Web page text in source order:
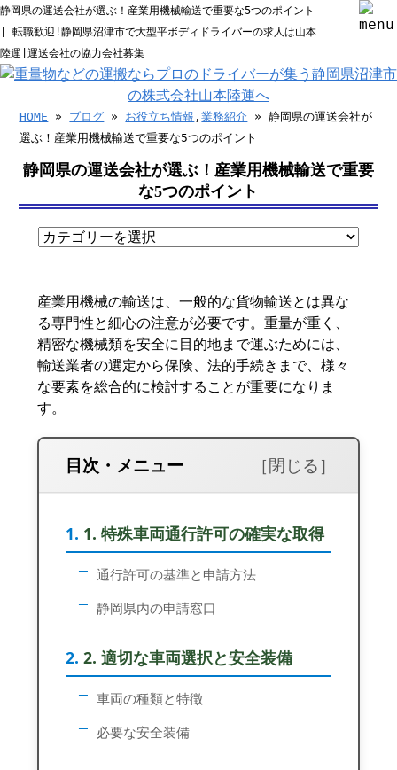
静岡県の運送会社が選ぶ！産業用機械輸送で重要な5つのポイント
| 転職歓迎!静岡県沼津市で大型平ボディドライバーの求人は山本
陸運|運送会社の協力会社募集
HOME » ブログ » お役立ち情報 ,業務紹介 » 静岡県の運送会社が
選ぶ！産業用機械輸送で重要な5つのポイント
静岡県の運送会社が選ぶ！産業用機械輸送で重要
な5つのポイント
産業用機械の輸送は、一般的な貨物輸送とは異な
る専門性と細心の注意が必要です。重量が重く、
精密な機械類を安全に目的地まで運ぶためには、
輸送業者の選定から保険、法的手続きまで、様々
な要素を総合的に検討することが重要になりま
す。
目次・メニュー
1. 特殊車両通行許可の確実な取得
通行許可の基準と申請方法
静岡県内の申請窓口
2. 適切な車両選択と安全装備
車両の種類と特徴
必要な安全装備